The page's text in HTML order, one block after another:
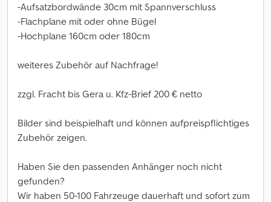
-Aufsatzbordwände 30cm mit Spannverschluss
-Flachplane mit oder ohne Bügel
-Hochplane 160cm oder 180cm
weiteres Zubehör auf Nachfrage!
zzgl. Fracht bis Gera u. Kfz-Brief 200 € netto
Bilder sind beispielhaft und können aufpreispflichtiges
Zubehör zeigen.
Haben Sie den passenden Anhänger noch nicht
gefunden?
Wir haben 50-100 Fahrzeuge dauerhaft und sofort zum